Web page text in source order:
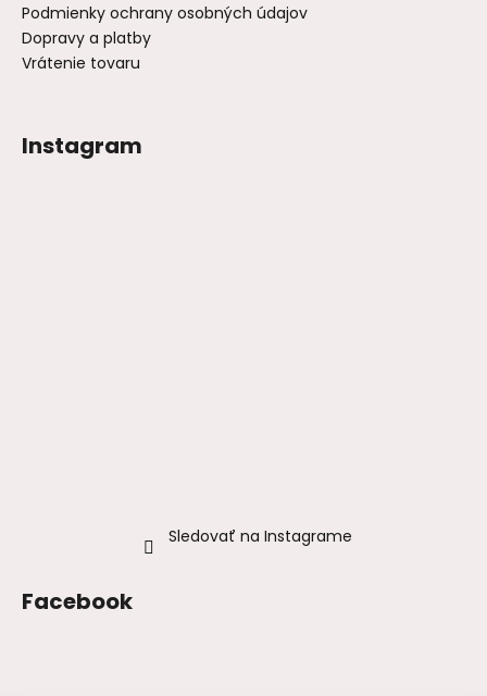
Podmienky ochrany osobných údajov
Dopravy a platby
Vrátenie tovaru
Instagram
Sledovať na Instagrame
Facebook